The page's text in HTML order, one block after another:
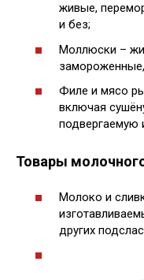
живые,
и без;
Моллюски –
Филе и мясо
включая
подвергаемую
Товары
Молоко и
других